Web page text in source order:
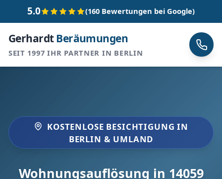
5.0 (160 Bewertungen bei Google)
GerhardtBeräumungen
SEIT 1997 IHR PARTNER IN BERLIN
KOSTENLOSE BESICHTIGUNG IN
BERLIN & UMLAND
Wohnungsauflösung in 14059